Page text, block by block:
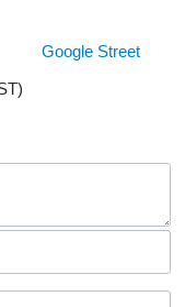
Google Street